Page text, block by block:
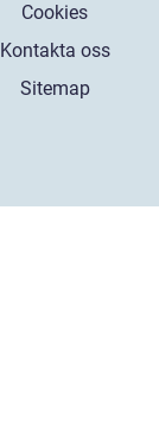
Cookies
Kontakta oss
Sitemap